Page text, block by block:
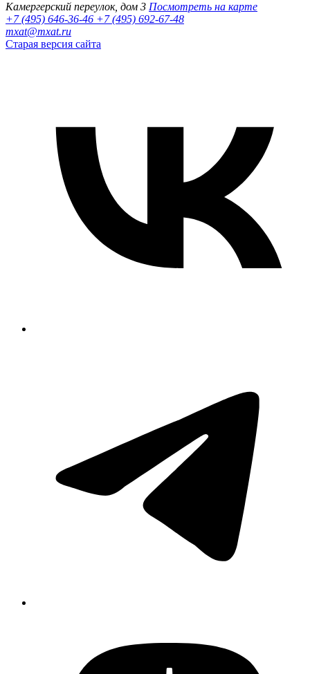
Камергерский переулок, дом 3 Посмотреть на карте
+7 (495) 646-36-46 +7 (495) 692-67-48‬
mxat@mxat.ru
Старая версия сайта